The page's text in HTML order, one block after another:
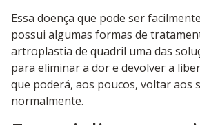
Essa doença que pode ser
possui algumas formas de
artroplastia de quadril uma das
para eliminar a dor e devolver a
que poderá, aos poucos, voltar aos
normalmente.